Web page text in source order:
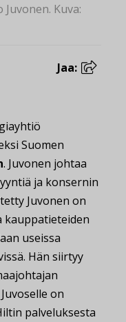
Kuva:
Jaa:
Suomen
. Juvonen johtaa
ja konsernin
Juvonen on
useissa
Hän siirtyy
on
palveluksesta